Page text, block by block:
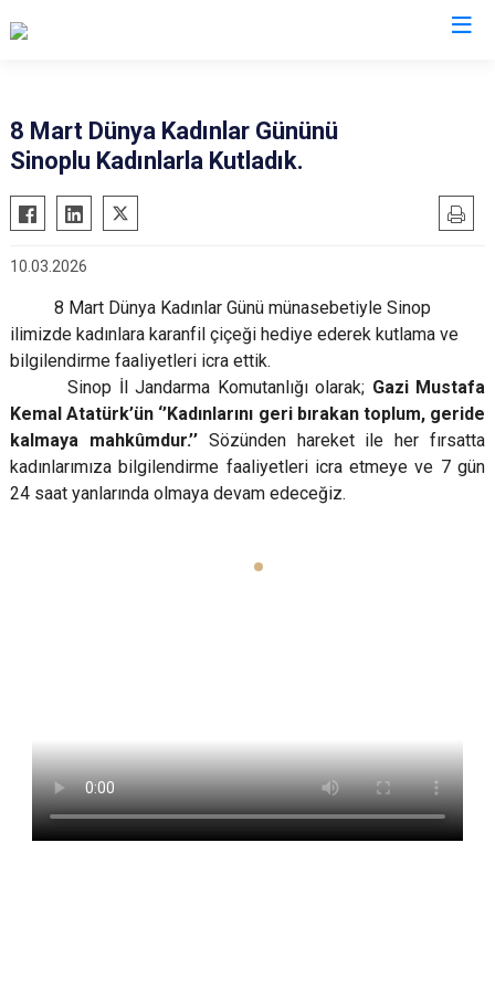
8 Mart Dünya Kadınlar Gününü
Sinoplu Kadınlarla Kutladık.
10.03.2026
8 Mart Dünya Kadınlar Günü münasebetiyle Sinop
ilimizde kadınlara karanfil çiçeği hediye ederek kutlama ve
bilgilendirme faaliyetleri icra ettik.
Sinop İl Jandarma Komutanlığı olarak; Gazi Mustafa
Kemal Atatürk’ün ‘’Kadınlarını geri bırakan toplum, geride
kalmaya mahkûmdur.’’Sözünden hareket ile her fırsatta
kadınlarımıza bilgilendirme faaliyetleri icra etmeye ve 7 gün
24 saat yanlarında olmaya devam edeceğiz.